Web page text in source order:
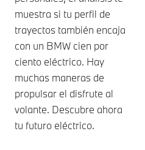
muestra si tu perfil de
trayectos también encaja
con un BMW cien por
ciento eléctrico. Hay
muchas maneras de
propulsar el disfrute al
volante. Descubre ahora
tu futuro eléctrico.